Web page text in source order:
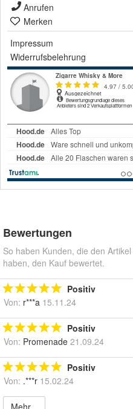
Anrufen
Merken
Impressum
Widerrufsbelehrung
Bewertungen
So haben Kunden, die den
haben, den Kauf bewertet.
Positiv
Von: r***a 15.11.24
Positiv
Von: Promenade 21.09.24
Positiv
Von: .***r 15.02.24
Mehr...